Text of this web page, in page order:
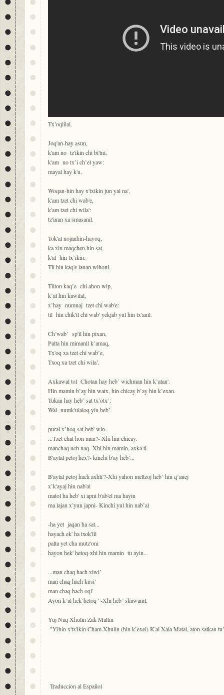
Tx’oqlilal.
Joq'an-hay asun,
k'am no tz'ikin chi bi'tni,
k'am no tx’i ch’el yaw:
mayal hay k'u.
Woqan-hin hay x'txikin jun yal na',
k'am tzet chi wab'e,
k'am tzet chi wila':
tz'inan xa smasanil.
Tok'al nojanhin-hayoq,
ka xin maqchen hin sat,
k'al hin tx’ikin:
Til hin kaq'e lanan wihoni.
Tilton kaq’e chi ahon wip,
k’al hin kawilal,
x’hay numnaj tzet chi wab'e:
til hin chik'il chi wab' yekjab yul hin tx'anil.
Ch’wab’ sp'il hin pixan,
Palta hin mimanil k’amaq,
Tx'oq xa tzet chi wab’e,
Txoq xa tzet chi wila’.
Axkawal tol Chotan hay heb’ wichman hin k’atan'.
Hin mamin b’ay hin watx, hin chicay b’ay hin k’exan.
Tukan hay heb’ sat tx’otx’:
Wal numk'ulaloq yin heb’.
pural x’hoq sat heb' win.
...Tzet chat hon man?- Xhi hin chicay.
manchaq uch naq- Xhi hin mamin, axka ti.
B'aytal petoj hex?- kinchi b'ay heb’...
B'aytal petoj hach axhti'?-Xhi yahon meltzoj heb’ hin q’anej
x’k'ayaj hin nab'al
matol ha heb' xi apni b'ab'el ma hayin
ma lajan x’yun japni- Kinchi yul hin nab’al
-ha yet jaqan ha sat...
hayach ek' ha txok'lil
palta yet cha mutz'oni
hayon hek' hetoq-xhi hin mamin tu ayin...
...man chaq hach xiwi’
man chaq hach kusi’
man chaq hach oqi'
Ayon k’al hek’hetoq ' -Xhi heb’ skawanil.
Yuj Naq Xhulin Zak Maltin
"Yihin x'tx'ikin Cham Xhulin (hin k’exel) K'al Xala Matal, aton satkan
Traduccion al Español